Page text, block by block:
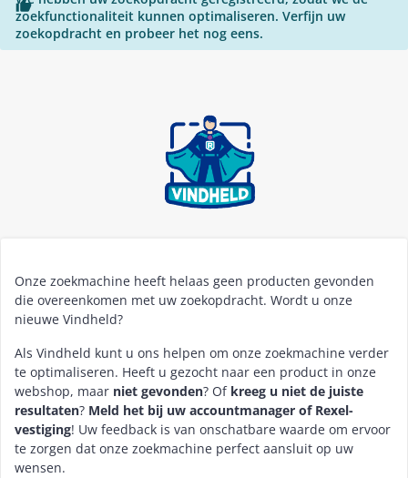

zoekfunctionaliteit kunnen optimaliseren. Verfijn uw
zoekopdracht en probeer het nog eens.
Onze zoekmachine heeft helaas geen producten gevonden
die overeenkomen met uw zoekopdracht. Wordt u onze
nieuwe Vindheld?
Als Vindheld kunt u ons helpen om onze zoekmachine verder
te optimaliseren. Heeft u gezocht naar een product in onze
webshop, maar niet gevonden? Of kreeg u niet de juiste
resultaten? Meld het bij uw accountmanager of Rexel-
vestiging! Uw feedback is van onschatbare waarde om ervoor
te zorgen dat onze zoekmachine perfect aansluit op uw
wensen.